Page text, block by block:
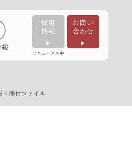
採用
情報
リニューアル中
お問い
合わせ
< 添付ファイル